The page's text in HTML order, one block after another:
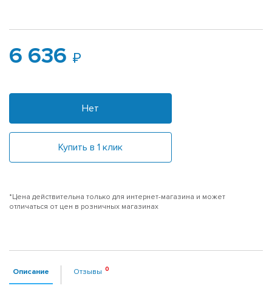
6 636
Нет
Купить в 1 клик
*Цена действительна только для интернет-магазина и может
отличаться от цен в розничных магазинах
Описание Отзывы